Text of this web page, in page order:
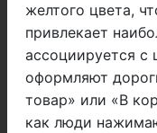
желтого цвета,
привлекает
ассоциируется с
оформляют
товар» или «В
как люди